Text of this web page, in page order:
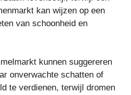
kan wijzen op een
van schoonheid en
kunnen suggereren
onverwachte schatten of
te verdienen, terwijl dromen